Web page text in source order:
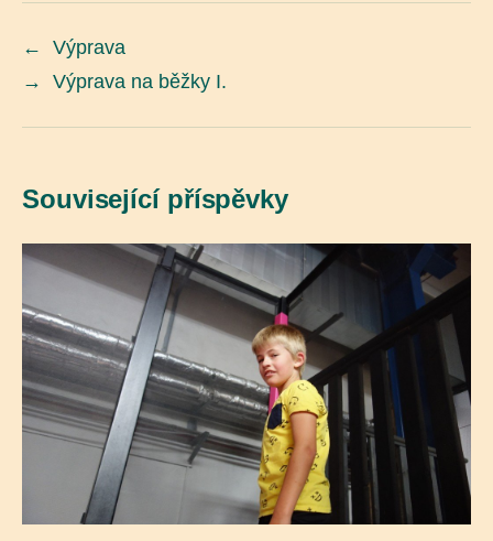
←
Výprava
→
Výprava na běžky I.
Související příspěvky